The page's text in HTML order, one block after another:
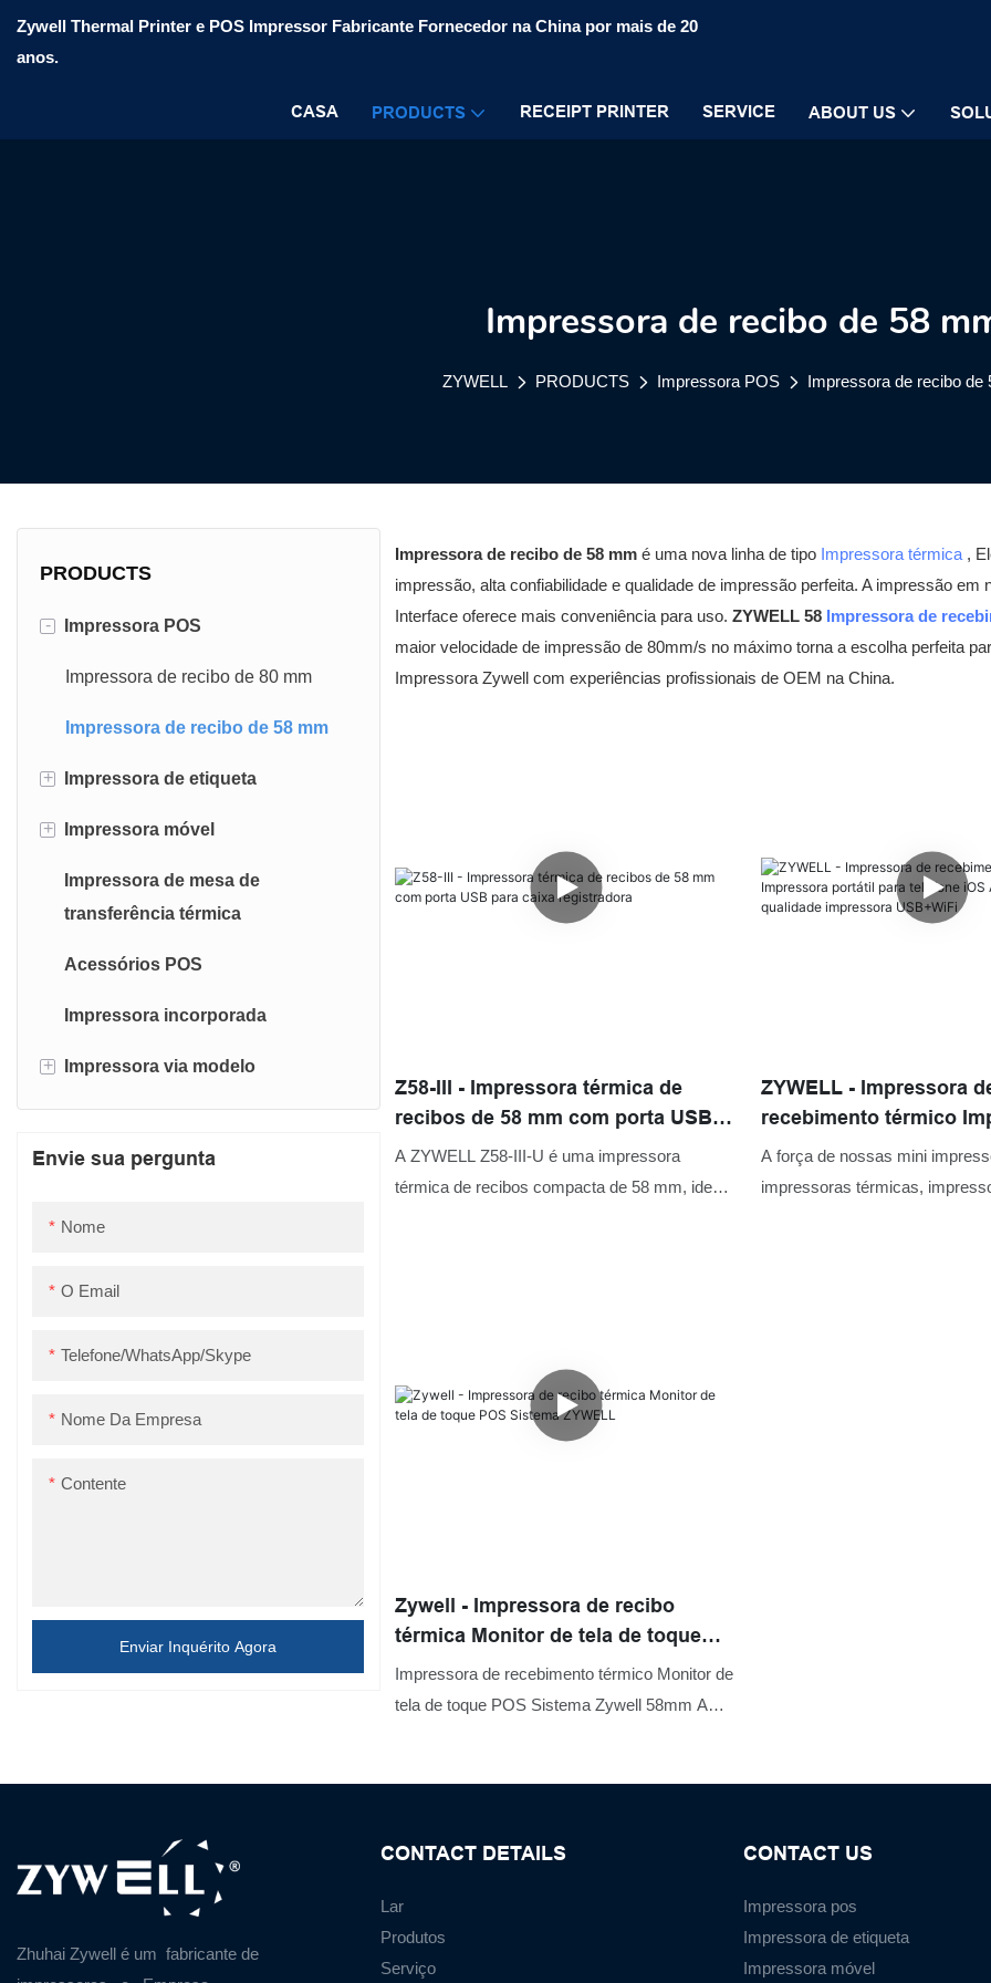
Zywell Thermal Printer e POS Impressor Fabricante Fornecedor na China por mais de 20
anos.
CASA PRODUCTS RECEIPT PRINTER SERVICE ABOUT US
Impressora de recibo de 58
ZYWELL PRODUCTS Impressora POS Impressora de recibo de
PRODUCTS
- Impressora POS
Impressora de recibo de 80 mm
Impressora de recibo de 58 mm
+ Impressora de etiqueta
Impressora de etiqueta de 4
Impressora de etiqueta de 3
+ Impressora móvel
Impressora de recibo portátil
Impressora de mesa de
transferência térmica
Acessórios POS
Impressora incorporada
+ Impressora via modelo
Impressora de recibo
Envie sua pergunta
Nome
O Email
Telefone/WhatsApp/Skype
Nome Da Empresa
Contente
Enviar Inquérito Agora
Impressora de recibo de 58 mm é uma nova linha de tipo Impressora térmica ,
impressão, alta confiabilidade e qualidade de impressão perfeita. A impressão
Interface oferece mais conveniência para uso. ZYWELL 58 Impressora de
maior velocidade de impressão de 80mm/s no máximo torna a escolha perfeita
Impressora Zywell com experiências profissionais de OEM na China.
Z58-III - Impressora térmica de
recibos de 58 mm com porta USB
para caixa registradora
A ZYWELL Z58-III-U é uma impressora
térmica de recibos compacta de 58 mm, ideal
ZYWELL - Impressora
recebimento térmico
portátil para telefone
de alta qualidade
A força de nossas mini
impressoras térmicas,
Zywell - Impressora de recibo
térmica Monitor de tela de toque
POS Sistema ZYWELL
Impressora de recebimento térmico Monitor de
tela de toque POS Sistema Zywell 58mm A
Zhuhai Zywell é um fabricante de
CONTACT DETAILS
Lar
Produtos
Serviço
CONTACT US
Impressora pos
Impressora de etiqueta
Impressora móvel